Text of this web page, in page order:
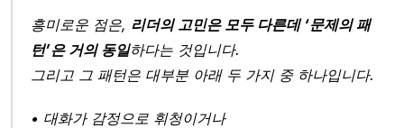
흥미로운 점은, 리더의 고민은 모두 다른데 ‘문제의 패
턴’은 거의 동일하다는 것입니다.
그리고 그 패턴은 대부분 아래 두 가지 중 하나입니다.
• 대화가 감정으로 휘청이거나